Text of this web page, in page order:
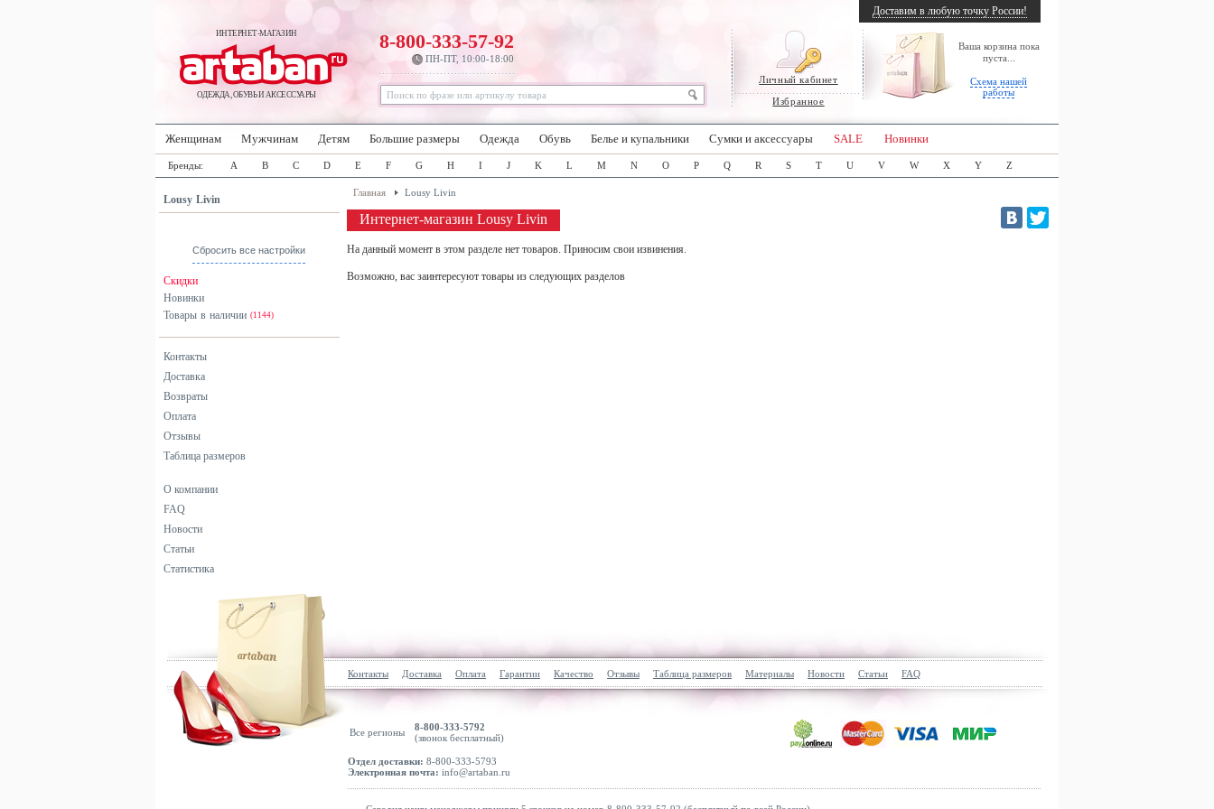
ИНТЕРНЕТ-МАГАЗИН
ОДЕЖДА, ОБУВЬ И АКСЕССУАРЫ
Личный кабинет
Избранное
Ваша корзина пока
пуста...
Схема нашей
работы
8-800-333-57-92
ПН-ПТ, 10:00-18:00
Доставим в любую точку России!
Женщинам Мужчинам Детям Большие размеры Одежда Обувь Белье и купальники Сумки и аксессуары SALE Новинки
Бренды: A B C D E F G H I J K L M N O P Q R S T U V W X Y Z
Lousy Livin
Сбросить все настройки
Скидки
Новинки
Товары в наличии (1144)
Контакты
Доставка
Возвраты
Оплата
Отзывы
Таблица размеров
О компании
FAQ
Новости
Статьи
Статистика
Главная Lousy Livin
Интернет-магазин Lousy Livin
На данный момент в этом разделе нет товаров. Приносим свои извинения.
Возможно, вас заинтересуют товары из следующих разделов
Контакты Доставка Оплата Гарантии Качество Отзывы Таблица размеров Материалы Новости Статьи FAQ
Все регионы
8-800-333-5792
(звонок бесплатный)
Отдел доставки: 8-800-333-5793
Электронная почта: info@artaban.ru